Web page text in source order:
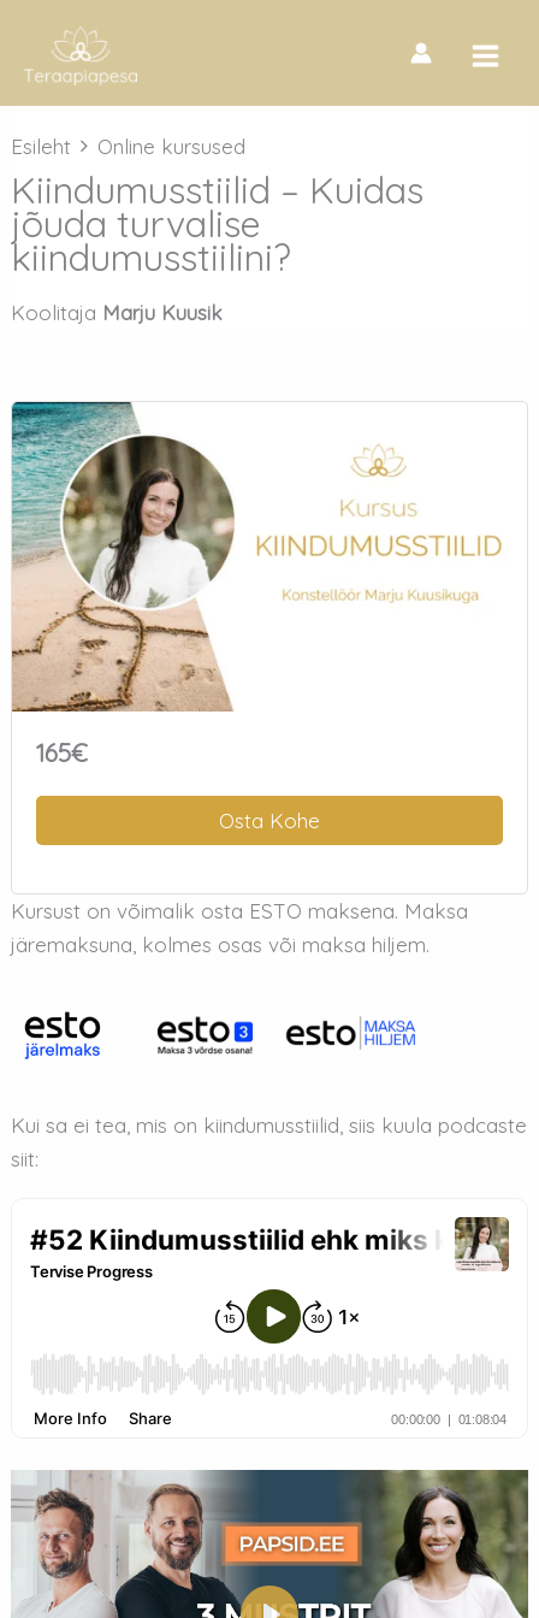
content
Esileht Online kursused
Kiindumusstiilid – Kuidas
jõuda turvalise
kiindumusstiilini?
Koolitaja Marju Kuusik
Kursust on võimalik osta ESTO maksena. Maksa
järemaksuna, kolmes osas või maksa hiljem.
Kui sa ei tea, mis on kiindumusstiilid, siis kuula podcaste
siit:
165€
Osta Kohe